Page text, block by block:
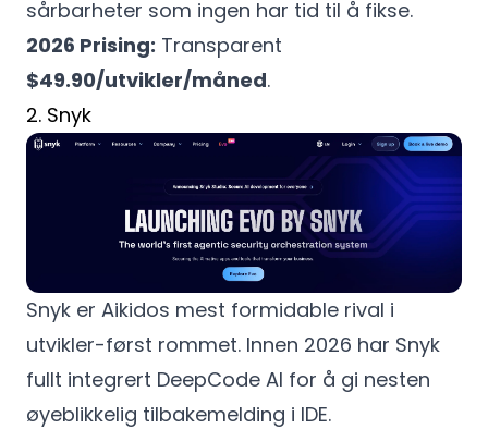
sårbarheter som ingen har tid til å fikse.
2026 Prising: Transparent
$49.90/utvikler/måned.
2. Snyk
Snyk er Aikidos mest formidable rival i
utvikler-først rommet. Innen 2026 har Snyk
fullt integrert DeepCode AI for å gi nesten
øyeblikkelig tilbakemelding i IDE.